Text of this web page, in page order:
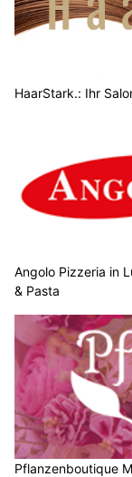
HaarStark.: Ihr
Angolo Pizzeria in
& Pasta
Pflanzenboutique